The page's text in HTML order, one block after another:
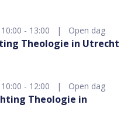
- 13:00 Open dag
Theologie in Utrecht
- 12:00 Open dag
Theologie in